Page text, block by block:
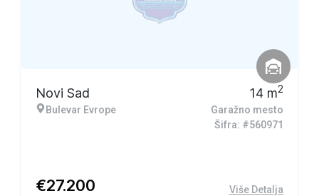
Novi Sad
Bulevar Evrope
14 m2
Garažno mesto
Šifra: #560971
€27.200 Više Detalja